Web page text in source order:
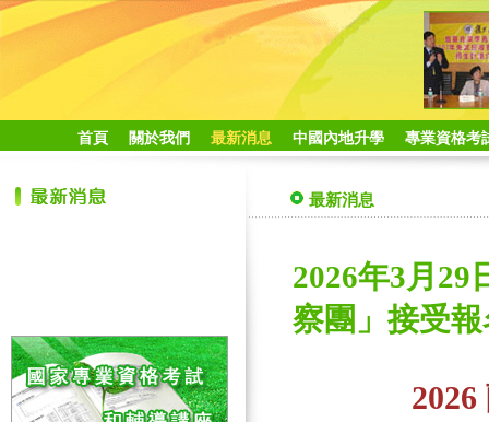
首頁 關於我們 最新消息 中國內地升學 專業資格考
最新消息
2026年3月29
察團」接受